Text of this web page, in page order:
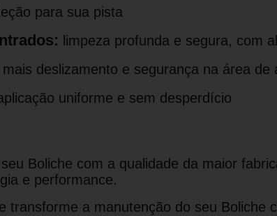
para sua pista
limpeza profunda e segura, com
mais deslizamento e segurança na área de
uniforme e sem desperdício
Boliche com a qualidade da maior
e performance.
transforme a manutenção do seu Boliche